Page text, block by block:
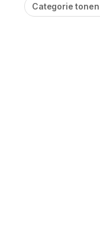
Categorie tonen